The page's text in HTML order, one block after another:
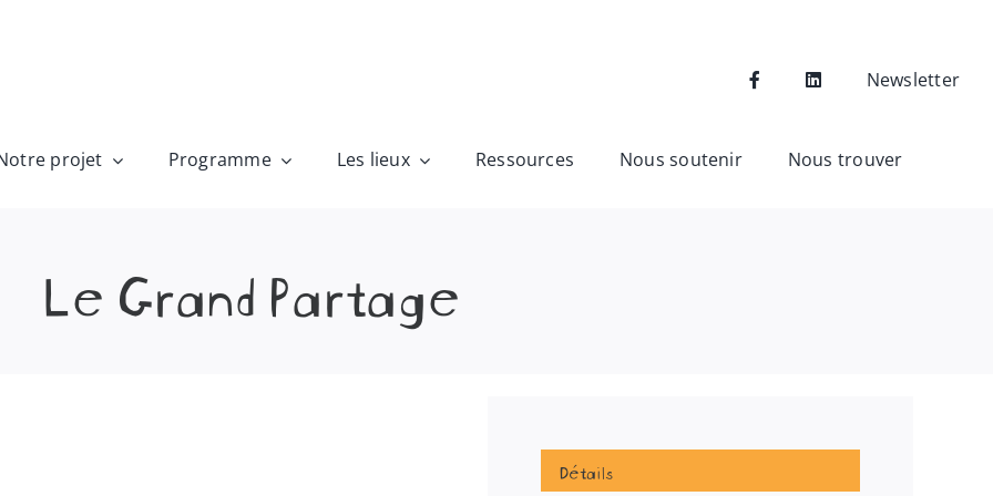
Newsletter
projet Programme Les lieux Ressources Nous soutenir Nous trouver
Le Grand Partage
Détails